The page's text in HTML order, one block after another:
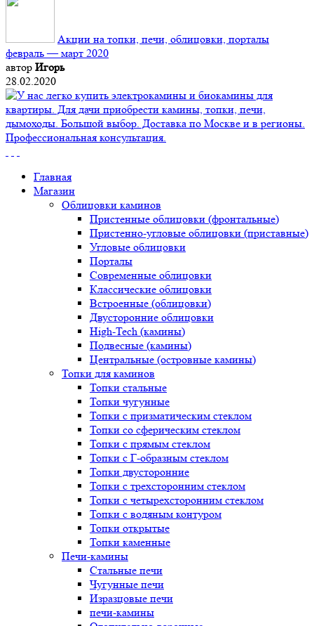
Акции на топки, печи, облицовки, порталы
февраль — март 2020
автор Игорь
28.02.2020
Главная
Магазин
Облицовки каминов
Пристенные облицовки (фронтальные)
Пристенно-угловые облицовки (приставные)
Угловые облицовки
Порталы
Современные облицовки
Классические облицовки
Встроенные (облицовки)
Двусторонние облицовки
High-Tech (камины)
Подвесные (камины)
Центральные (островные камины)
Топки для каминов
Топки стальные
Топки чугунные
Топки с призматическим стеклом
Топки со сферическим стеклом
Топки с прямым стеклом
Топки с Г-образным стеклом
Топки двусторонние
Топки с трехсторонним стеклом
Топки с четырехсторонним стеклом
Топки с водяным контуром
Топки открытые
Топки каменные
Печи-камины
Стальные печи
Чугунные печи
Изразцовые печи
печи-камины